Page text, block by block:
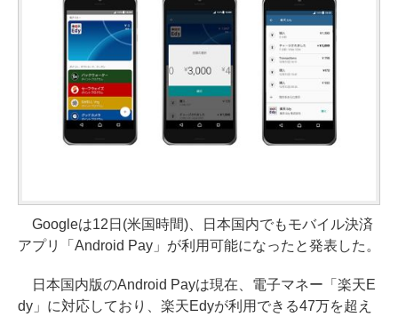
Googleは12日(米国時間)、日本国内でもモバイル決済
アプリ「Android Pay」が利用可能になったと発表した。
日本国内版のAndroid Payは現在、電子マネー「楽天E
dy」に対応しており、楽天Edyが利用できる47万を超え